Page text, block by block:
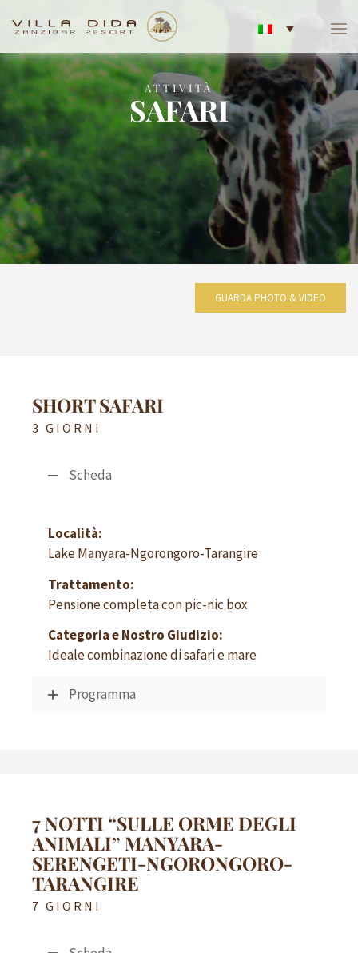
ATTIVITÀ
SAFARI
GUARDA PHOTO & VIDEO
SHORT SAFARI
3 GIORNI
Scheda
Località:
Lake Manyara-Ngorongoro-Tarangire
Trattamento:
Pensione completa con pic-nic box
Categoria e Nostro Giudizio:
Ideale combinazione di safari e mare
Programma
7 NOTTI “SULLE ORME DEGLI
ANIMALI” MANYARA-
SERENGETI-NGORONGORO-
TARANGIRE
7 GIORNI